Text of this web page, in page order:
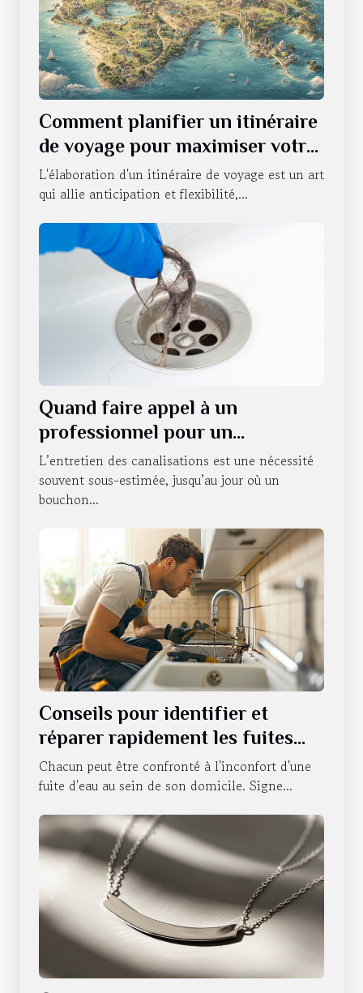
Comment planifier un itinéraire
de voyage pour maximiser votre
expérience
L'élaboration d'un itinéraire de voyage est un art
qui allie anticipation et flexibilité,...
Quand faire appel à un
professionnel pour un
débouchage de canalisations à
Strasbourg ?
L’entretien des canalisations est une nécessité
souvent sous-estimée, jusqu’au jour où un
bouchon...
Conseils pour identifier et
réparer rapidement les fuites
d'eau
Chacun peut être confronté à l'inconfort d'une
fuite d'eau au sein de son domicile. Signe...